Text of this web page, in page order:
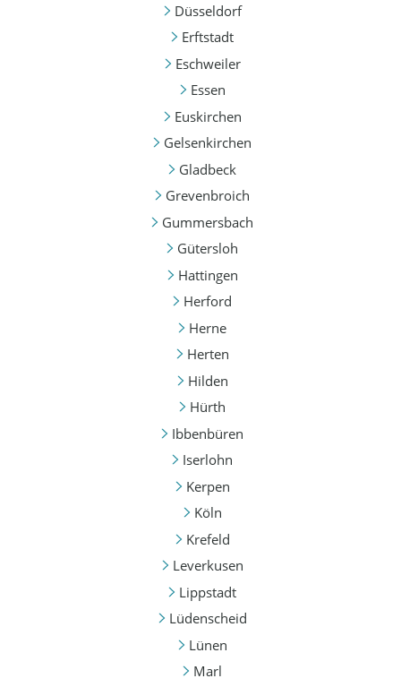
Düsseldorf
Erftstadt
Eschweiler
Essen
Euskirchen
Gelsenkirchen
Gladbeck
Grevenbroich
Gummersbach
Gütersloh
Hattingen
Herford
Herne
Herten
Hilden
Hürth
Ibbenbüren
Iserlohn
Kerpen
Köln
Krefeld
Leverkusen
Lippstadt
Lüdenscheid
Lünen
Marl